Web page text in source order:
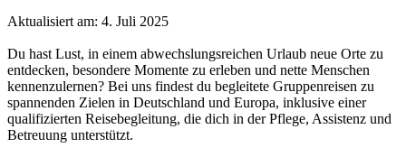
Aktualisiert am: 4. Juli 2025
Du hast Lust, in einem abwechslungsreichen Urlaub neue Orte zu
entdecken, besondere Momente zu erleben und nette Menschen
kennenzulernen? Bei uns findest du begleitete Gruppenreisen zu
spannenden Zielen in Deutschland und Europa, inklusive einer
qualifizierten Reisebegleitung, die dich in der Pflege, Assistenz und
Betreuung unterstützt.